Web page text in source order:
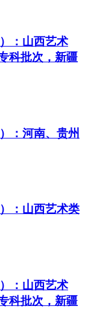
：山西艺术
科批次，新疆
：河南、贵州
：山西艺术类
：山西艺术
科批次，新疆